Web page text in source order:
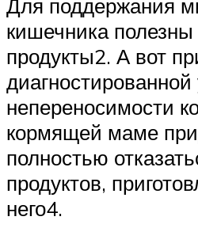
Для поддержания
кишечника
продукты2. А вот
непереносимости
кормящей маме
полностью
продуктов,
него4.